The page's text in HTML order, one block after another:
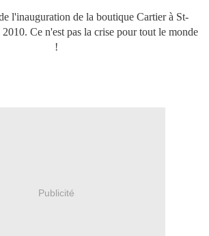
l'inauguration de la boutique Cartier à St-
Ce n'est pas la crise pour tout le monde
!
Publicité